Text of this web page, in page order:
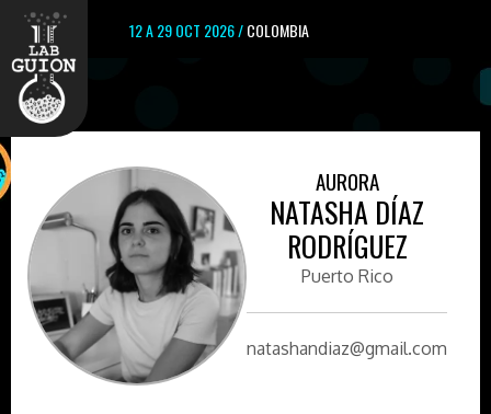
12 A 29 OCT 2026 /COLOMBIA
AURORA
NATASHA DÍAZ
RODRÍGUEZ
Puerto Rico
natashandiaz@gmail.com